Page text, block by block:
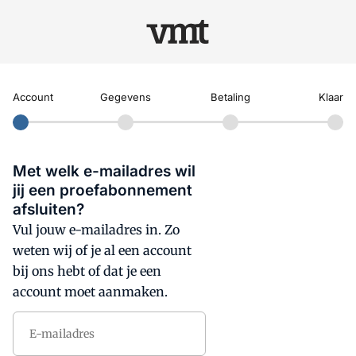
Account Gegevens Betaling Klaar
Met welk e-mailadres wil
jij een proefabonnement
afsluiten?
Vul jouw e-mailadres in. Zo
weten wij of je al een account
bij ons hebt of dat je een
account moet aanmaken.
E-mailadres